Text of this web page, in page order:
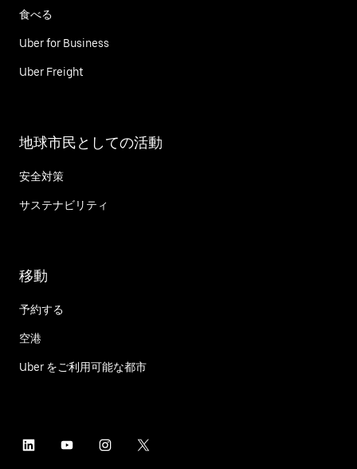
食べる
Uber for Business
Uber Freight
地球市民としての活動
安全対策
サステナビリティ
移動
予約する
空港
Uber をご利用可能な都市